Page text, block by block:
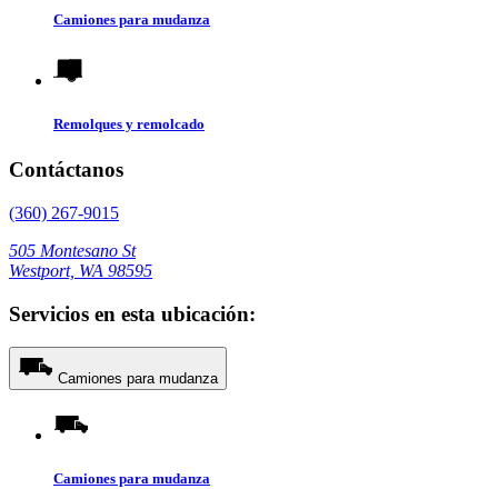
Camiones para mudanza
Remolques y remolcado
Contáctanos
(360) 267-9015
505 Montesano St
Westport, WA 98595
Servicios en esta ubicación:
Camiones para mudanza
Camiones para mudanza